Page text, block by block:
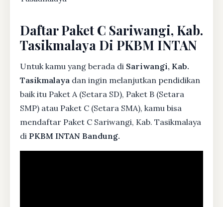
Daftar Paket C Sariwangi, Kab.
Tasikmalaya Di PKBM INTAN
Untuk kamu yang berada di Sariwangi, Kab.
Tasikmalaya dan ingin melanjutkan pendidikan
baik itu Paket A (Setara SD), Paket B (Setara
SMP) atau Paket C (Setara SMA), kamu bisa
mendaftar Paket C Sariwangi, Kab. Tasikmalaya
di PKBM INTAN Bandung.